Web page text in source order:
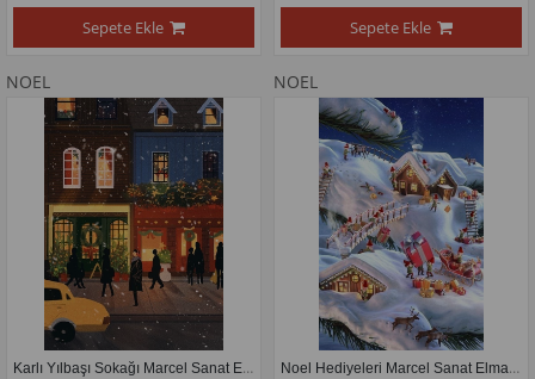
Sepete Ekle Sepete Ekle
NOEL
Karlı Yılbaşı Sokağı Marcel Sanat Elmas Mozaik Tablo 41x58 cm
NOEL
Noel Hediyeleri Marcel Sanat Elmas Mozaik Tablo 51x79cm